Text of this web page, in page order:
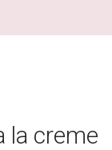
la creme